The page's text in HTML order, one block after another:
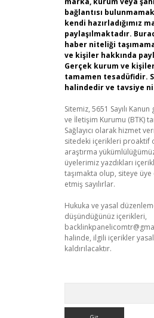
bağlantısı
kendi hazırladığımız
paylaşılmaktadır.
haber niteliği
ve kişiler hakkında
Gerçek kurum ve
tamamen tesadüfidir.
halindedir ve tavsiye
Sitemiz, 5651 Sayılı
ve İletişim Kurumu (BTK)
Sağlayıcı olarak hizmet
sitedeki içerikleri proaktif
araştırma
üyelerimiz yazdıkları
taşımakta olup, siteye
etmiş sayılırlar.
Hukuka ve yasal
düşündüğünüz içerikleri,
halinde, ilgili içerikler
kaldırılacaktır.